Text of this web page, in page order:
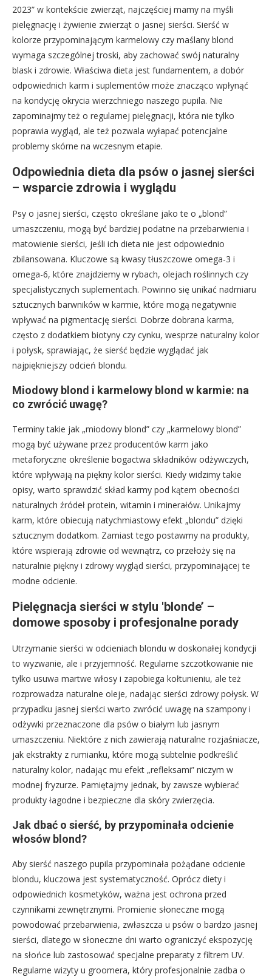
2023” w kontekście zwierząt, najczęściej mamy na myśli
pielęgnację i żywienie zwierząt o jasnej sierści. Sierść w
kolorze przypominającym karmelowy czy maślany blond
wymaga szczególnej troski, aby zachować swój naturalny
blask i zdrowie. Właściwa dieta jest fundamentem, a dobór
odpowiednich karm i suplementów może znacząco wpłynąć
na kondycję okrycia wierzchniego naszego pupila. Nie
zapominajmy też o regularnej pielęgnacji, która nie tylko
poprawia wygląd, ale też pozwala wyłapać potencjalne
problemy skórne na wczesnym etapie.
Odpowiednia dieta dla psów o jasnej sierści
– wsparcie zdrowia i wyglądu
Psy o jasnej sierści, często określane jako te o „blond”
umaszczeniu, mogą być bardziej podatne na przebarwienia i
matowienie sierści, jeśli ich dieta nie jest odpowiednio
zbilansowana. Kluczowe są kwasy tłuszczowe omega-3 i
omega-6, które znajdziemy w rybach, olejach roślinnych czy
specjalistycznych suplementach. Powinno się unikać nadmiaru
sztucznych barwników w karmie, które mogą negatywnie
wpływać na pigmentację sierści. Dobrze dobrana karma,
często z dodatkiem biotyny czy cynku, wesprze naturalny kolor
i połysk, sprawiając, że sierść będzie wyglądać jak
najpiękniejszy odcień blondu.
Miodowy blond i karmelowy blond w karmie: na
co zwrócić uwagę?
Terminy takie jak „miodowy blond” czy „karmelowy blond”
mogą być używane przez producentów karm jako
metaforyczne określenie bogactwa składników odżywczych,
które wpływają na piękny kolor sierści. Kiedy widzimy takie
opisy, warto sprawdzić skład karmy pod kątem obecności
naturalnych źródeł protein, witamin i minerałów. Unikajmy
karm, które obiecują natychmiastowy efekt „blondu” dzięki
sztucznym dodatkom. Zamiast tego postawmy na produkty,
które wspierają zdrowie od wewnątrz, co przełoży się na
naturalnie piękny i zdrowy wygląd sierści, przypominającej te
modne odcienie.
Pielęgnacja sierści w stylu 'blonde’ –
domowe sposoby i profesjonalne porady
Utrzymanie sierści w odcieniach blondu w doskonałej kondycji
to wyzwanie, ale i przyjemność. Regularne szczotkowanie nie
tylko usuwa martwe włosy i zapobiega kołtunieniu, ale też
rozprowadza naturalne oleje, nadając sierści zdrowy połysk. W
przypadku jasnej sierści warto zwrócić uwagę na szampony i
odżywki przeznaczone dla psów o białym lub jasnym
umaszczeniu. Niektóre z nich zawierają naturalne rozjaśniacze,
jak ekstrakty z rumianku, które mogą subtelnie podkreślić
naturalny kolor, nadając mu efekt „refleksami” niczym w
modnej fryzurze. Pamiętajmy jednak, by zawsze wybierać
produkty łagodne i bezpieczne dla skóry zwierzęcia.
Jak dbać o sierść, by przypominała odcienie
włosów blond?
Aby sierść naszego pupila przypominała pożądane odcienie
blondu, kluczowa jest systematyczność. Oprócz diety i
odpowiednich kosmetyków, ważna jest ochrona przed
czynnikami zewnętrznymi. Promienie słoneczne mogą
powodować przebarwienia, zwłaszcza u psów o bardzo jasnej
sierści, dlatego w słoneczne dni warto ograniczyć ekspozycję
na słońce lub zastosować specjalne preparaty z filtrem UV.
Regularne wizyty u groomera, który profesjonalnie zadba o